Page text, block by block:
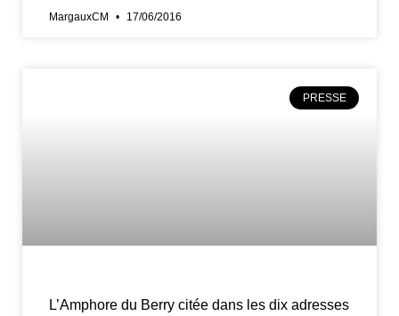
MargauxCM 17/06/2016
PRESSE
L’Amphore du Berry citée dans les dix adresses